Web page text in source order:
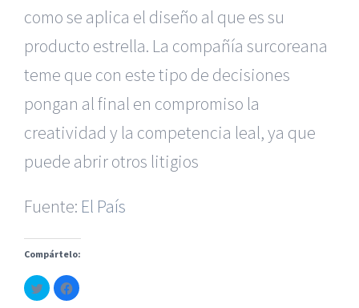
como se aplica el diseño al que es su
producto estrella. La compañía surcoreana
teme que con este tipo de decisiones
pongan al final en compromiso la
creatividad y la competencia leal, ya que
puede abrir otros litigios
Fuente: El País
Compártelo:
Haz
clic
para
Haz
clic
|Reclamación de Accidentes en Alicante |
de Accidentes en Madrid|BGD Abogados Madrid|GM
|Formación para Abogados
|Hacer Contrato De
© Copyright 2010 -